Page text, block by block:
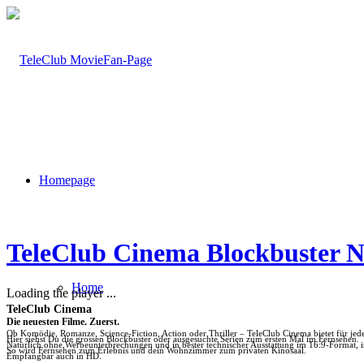
Homepage
Home
TeleClub Cinema Blockbuster
Loading the player ...
TeleClub Cinema
Die neuesten Filme. Zuerst.
Ob Komödie, Romanze, Science-Fiction, Action oder Thriller – TeleClub Cinema bietet für
Hier siehst Du die grossen Blockbuster oder ausgesuchte Serien zum ersten Mal im Fernsehen.
Natürlich ohne Werbeunterbrechungen und in bester technischer Ausstattung im 16:9-
So wird Fernsehen zum Erlebnis und dein Wohnzimmer zum privaten Kinosaal.
Empfangbar auch in HD.